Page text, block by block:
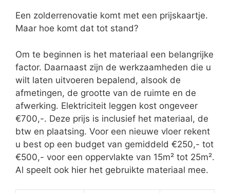
Een zolderrenovatie komt met een prijskaartje.
Maar hoe komt dat tot stand?
Om te beginnen is het materiaal een belangrijke
factor. Daarnaast zijn de werkzaamheden die u
wilt laten uitvoeren bepalend, alsook de
afmetingen, de grootte van de ruimte en de
afwerking. Elektriciteit leggen kost ongeveer
€700,-. Deze prijs is inclusief het materiaal, de
btw en plaatsing. Voor een nieuwe vloer rekent
u best op een budget van gemiddeld €250,- tot
€500,- voor een oppervlakte van 15m² tot 25m².
Al speelt ook hier het gebruikte materiaal mee.